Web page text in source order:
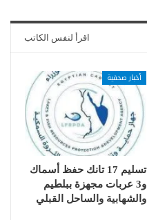
اقرأ لنفس الكاتب
أخبار صحفية
تسليم 17 تانك حفظ أسماك
و3 عربات مجهزة ببلطيم
والشهابية والساحل القبلي